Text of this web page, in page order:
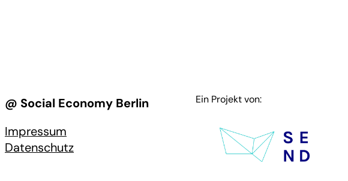
@ Social Economy Berlin
Impressum
Datenschutz
Ein Projekt von: